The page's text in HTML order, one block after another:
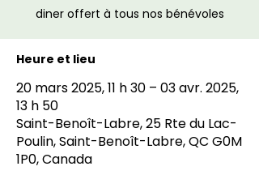
diner offert à tous nos bénévoles
Heure et lieu
20 mars 2025, 11 h 30 – 03 avr. 2025,
13 h 50
Saint-Benoît-Labre, 25 Rte du Lac-
Poulin, Saint-Benoît-Labre, QC G0M
1P0, Canada